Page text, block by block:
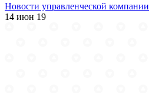
Новости управленческой компании
14 июн 19